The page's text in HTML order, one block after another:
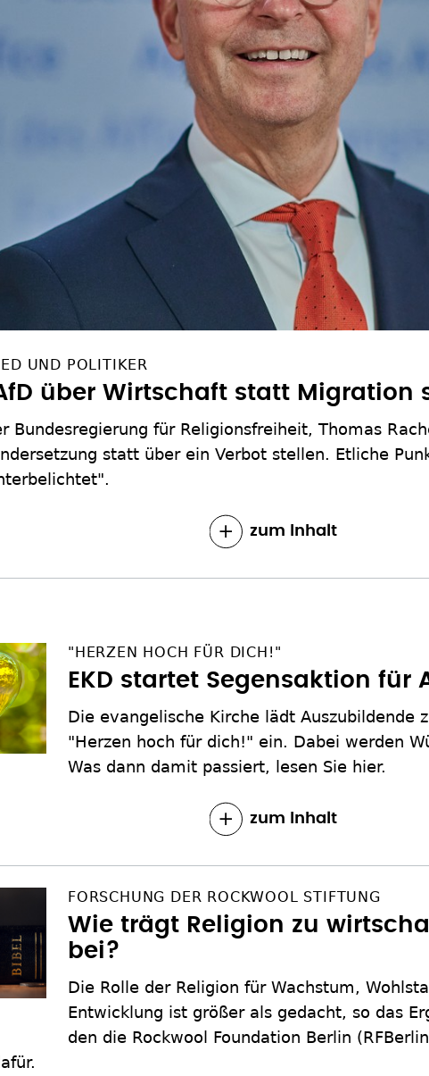
UND POLITIKER
über Wirtschaft statt Migration
Bundesregierung für Religionsfreiheit, Thomas
statt über ein Verbot stellen. Etliche
zum Inhalt
"HERZEN HOCH FÜR DICH!"
EKD startet Segensaktion für
Die evangelische Kirche lädt Auszubildende
"Herzen hoch für dich!" ein. Dabei werden
Was dann damit passiert, lesen Sie hier.
zum Inhalt
FORSCHUNG DER ROCKWOOL STIFTUNG
Wie trägt Religion zu
bei?
Die Rolle der Religion für Wachstum,
Entwicklung ist größer als gedacht, so das
den die Rockwool Foundation Berlin